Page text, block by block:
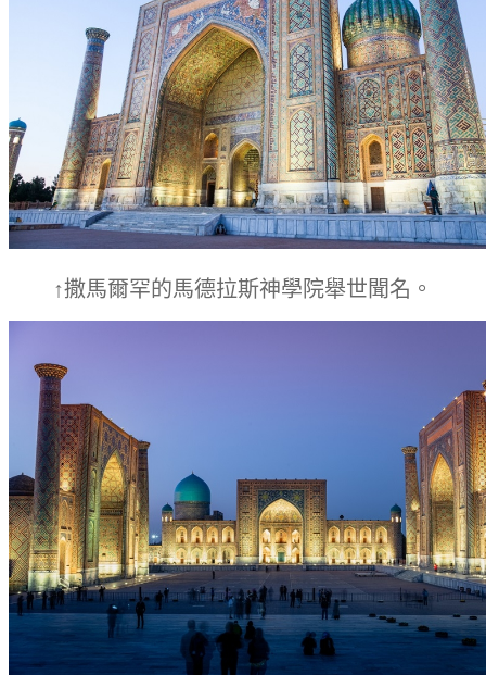
↑撒馬爾罕的馬德拉斯神學院舉世聞名。